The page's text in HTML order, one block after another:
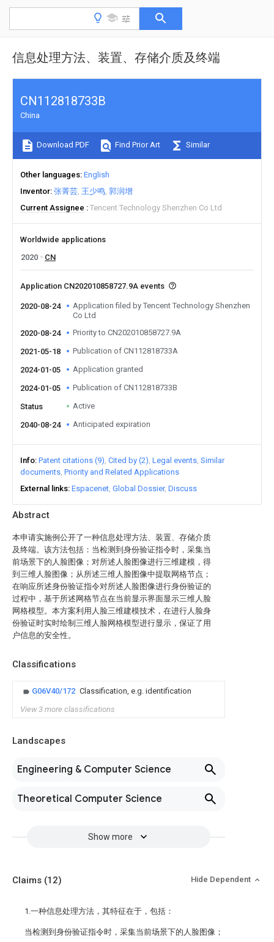
信息处理方法、装置、存储介质及终端
Abstract
本申请实施例公开了一种信息处理方法、装置、存储介质
及终端。该方法包括：当检测到身份验证指令时，采集当
前场景下的人脸图像；对所述人脸图像进行三维建模，得
到三维人脸图像；从所述三维人脸图像中提取网格节点；
在响应所述身份验证指令对所述人脸图像进行身份验证的
过程中，基于所述网格节点在当前显示界面显示三维人脸
网格模型。本方案利用人脸三维建模技术，在进行人脸身
份验证时实时绘制三维人脸网格模型进行显示，保证了用
户信息的安全性。
Classifications
G06V40/172 Classification, e.g. identification
View 3 more classifications
Landscapes
Engineering & Computer Science
Theoretical Computer Science
Show more
CN112818733B
China
Download PDF Find Prior Art Similar
Other languages English
Inventor 张菁芸 王少鸣 郭润增
Current Assignee
Tencent Technology Shenzhen Co Ltd
Worldwide applications
2020
CN
Application CN202010858727.9A events
2020-08-24
Application filed by Tencent Technology Shenzhen
Co Ltd
2020-08-24
Priority to CN202010858727.9A
2021-05-18 Publication of CN112818733A
2024-01-05 Application granted
2024-01-05 Publication of CN112818733B
Status Active
2040-08-24 Anticipated expiration
Info Patent citations (9) Cited by (2) Legal events Similar
documents Priority and Related Applications
External links Espacenet Global Dossier Discuss
Claims (12) Hide Dependent
1.一种信息处理方法，其特征在于，包括：
当检测到身份验证指令时，采集当前场景下的人脸图像；